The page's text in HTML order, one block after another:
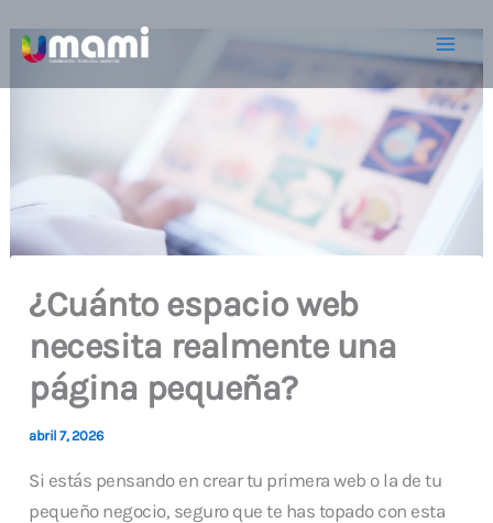
¿Cuánto espacio web
necesita realmente una
página pequeña?
abril 7, 2026
Si estás pensando en crear tu primera web o la de tu
pequeño negocio, seguro que te has topado con esta